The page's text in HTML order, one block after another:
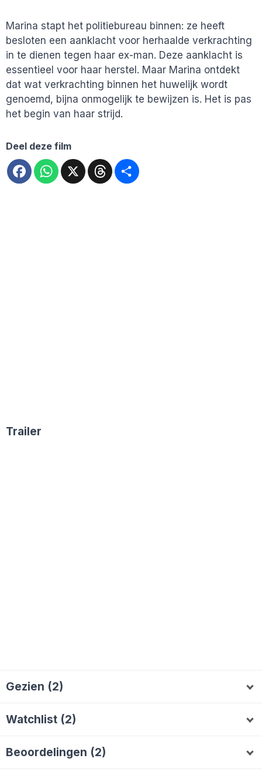
Marina stapt het politiebureau binnen: ze heeft
besloten een aanklacht voor herhaalde verkrachting
in te dienen tegen haar ex-man. Deze aanklacht is
essentieel voor haar herstel. Maar Marina ontdekt
dat wat verkrachting binnen het huwelijk wordt
genoemd, bijna onmogelijk te bewijzen is. Het is pas
het begin van haar strijd.
Deel deze film
FacebookWhatsApp
X Threads
Trailer
Gezien (2)
Watchlist (2)
Beoordelingen (2)